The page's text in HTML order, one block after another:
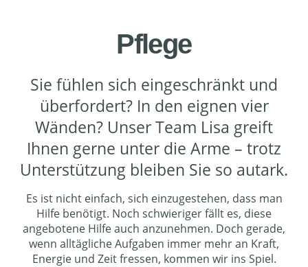
Pflege
Sie fühlen sich eingeschränkt und
überfordert? In den eignen vier
Wänden? Unser Team Lisa greift
Ihnen gerne unter die Arme – trotz
Unterstützung bleiben Sie so autark.
Es ist nicht einfach, sich einzugestehen, dass man
Hilfe benötigt. Noch schwieriger fällt es, diese
angebotene Hilfe auch anzunehmen. Doch gerade,
wenn alltägliche Aufgaben immer mehr an Kraft,
Energie und Zeit fressen, kommen wir ins Spiel.